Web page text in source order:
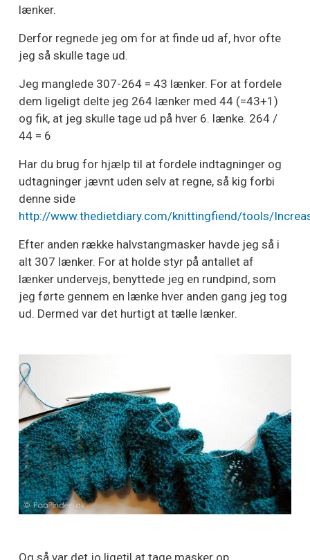
lænker.
Derfor regnede jeg om for at finde ud af, hvor ofte
jeg så skulle tage ud.
Jeg manglede 307-264 = 43 lænker. For at fordele
dem ligeligt delte jeg 264 lænker med 44 (=43+1)
og fik, at jeg skulle tage ud på hver 6. lænke. 264 /
44 = 6
Har du brug for hjælp til at fordele indtagninger og
udtagninger jævnt uden selv at regne, så kig forbi
denne side
http://www.thedietdiary.com/knittingfiend/tools/
Efter anden række halvstangmasker havde jeg så i
alt 307 lænker. For at holde styr på antallet af
lænker undervejs, benyttede jeg en rundpind, som
jeg førte gennem en lænke hver anden gang jeg tog
ud. Dermed var det hurtigt at tælle lænker.
Og så var det jo ligetil at tage masker op